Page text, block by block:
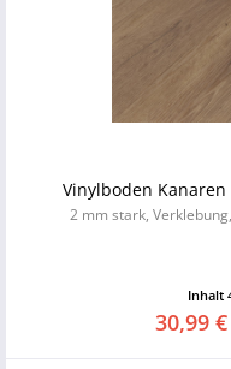
Vinylboden
2 mm stark,
Inhalt
30,99